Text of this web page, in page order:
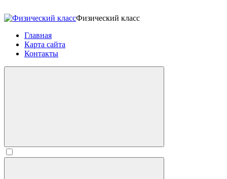
Физический класс
Главная
Карта сайта
Контакты